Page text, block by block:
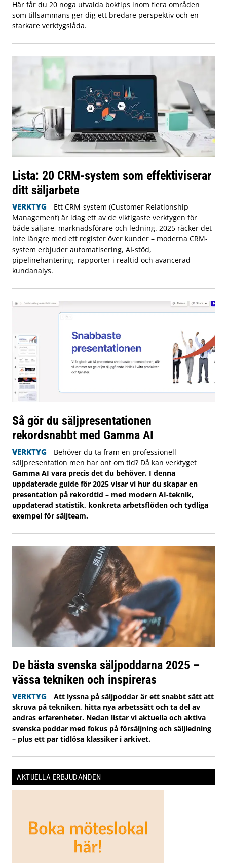
Här får du 20 noga utvalda boktips inom flera områden
som tillsammans ger dig ett bredare perspektiv och en
starkare verktygslåda.
Lista: 20 CRM-system som effektiviserar
ditt säljarbete
VERKTYG
Ett CRM-system (Customer Relationship
Management) är idag ett av de viktigaste verktygen för
både säljare, marknadsförare och ledning. 2025 räcker det
inte längre med ett register över kunder – moderna CRM-
system erbjuder automatisering, AI-stöd,
pipelinehantering, rapporter i realtid och avancerad
kundanalys.
Så gör du säljpresentationen
rekordsnabbt med Gamma AI
VERKTYG
Behöver du ta fram en professionell
säljpresentation men har ont om tid? Då kan verktyget
Gamma AI vara precis det du behöver. I denna
uppdaterade guide för 2025 visar vi hur du skapar en
presentation på rekordtid – med modern AI-teknik,
uppdaterad statistik, konkreta arbetsflöden och tydliga
exempel för säljteam.
De bästa svenska säljpoddarna 2025 –
vässa tekniken och inspireras
VERKTYG
Att lyssna på säljpoddar är ett snabbt sätt att
skruva på tekniken, hitta nya arbetssätt och ta del av
andras erfarenheter. Nedan listar vi aktuella och aktiva
svenska poddar med fokus på försäljning och säljledning
– plus ett par tidlösa klassiker i arkivet.
AKTUELLA ERBJUDANDEN